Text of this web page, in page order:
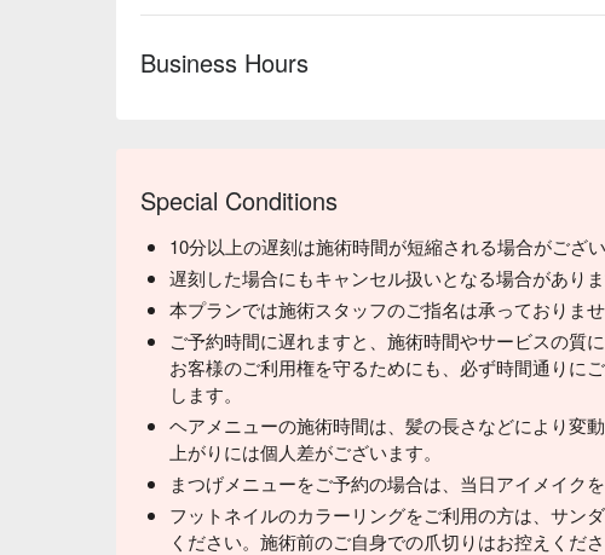
Business Hours
Special Conditions
10分以上の遅刻は施術時間が短縮される場合がござ
遅刻した場合にもキャンセル扱いとなる場合がありま
本プランでは施術スタッフのご指名は承っておりませ
ご予約時間に遅れますと、施術時間やサービスの質
お客様のご利用権を守るためにも、必ず時間通りに
します。
ヘアメニューの施術時間は、髪の長さなどにより変
上がりには個人差がございます。
まつげメニューをご予約の場合は、当日アイメイク
フットネイルのカラーリングをご利用の方は、サン
ください。施術前のご自身での爪切りはお控えくださ